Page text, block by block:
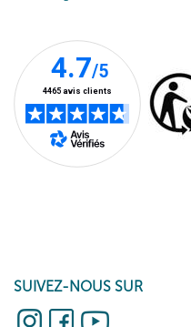
SUIVEZ-NOUS SUR